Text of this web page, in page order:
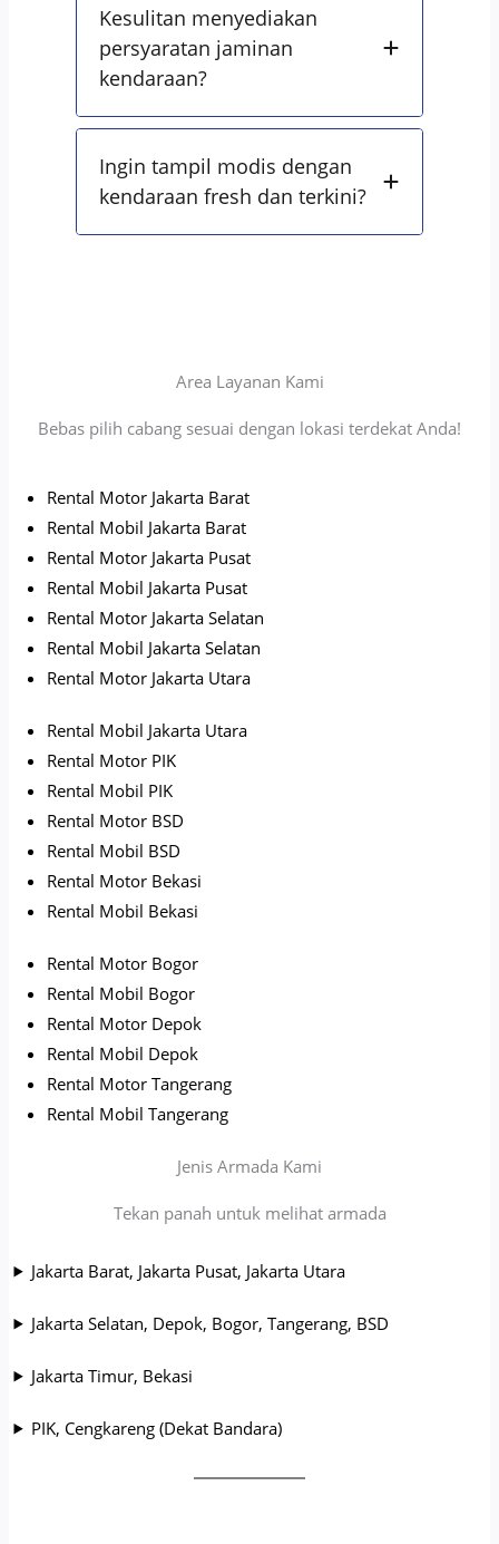
Kesulitan menyediakan
persyaratan jaminan
kendaraan?
Ingin tampil modis dengan
kendaraan fresh dan terkini?
Area Layanan Kami
Bebas pilih cabang sesuai dengan lokasi terdekat Anda!
Rental Motor Jakarta Barat
Rental Mobil Jakarta Barat
Rental Motor Jakarta Pusat
Rental Mobil Jakarta Pusat
Rental Motor Jakarta Selatan
Rental Mobil Jakarta Selatan
Rental Motor Jakarta Utara
Rental Mobil Jakarta Utara
Rental Motor PIK
Rental Mobil PIK
Rental Motor BSD
Rental Mobil BSD
Rental Motor Bekasi
Rental Mobil Bekasi
Rental Motor Bogor
Rental Mobil Bogor
Rental Motor Depok
Rental Mobil Depok
Rental Motor Tangerang
Rental Mobil Tangerang
Jenis Armada Kami
Tekan panah untuk melihat armada
Jakarta Barat, Jakarta Pusat, Jakarta Utara
Jakarta Selatan, Depok, Bogor, Tangerang, BSD
Jakarta Timur, Bekasi
PIK, Cengkareng (Dekat Bandara)